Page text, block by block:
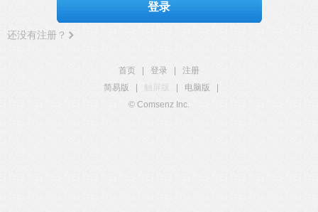
登录
还没有注册？
首页 登录
注册
简易版
触屏版 电脑版
© Comsenz Inc.